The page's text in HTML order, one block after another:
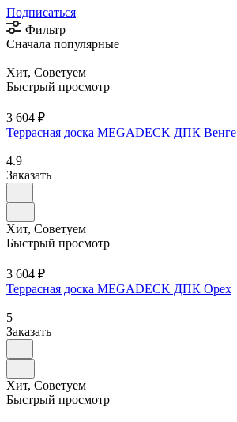
Подписаться
Фильтр
Сначала популярные
Хит, Советуем
Быстрый просмотр
3 604 ₽
Террасная доска MEGADECK ДПК Венге
4.9
Заказать
Хит, Советуем
Быстрый просмотр
3 604 ₽
Террасная доска MEGADECK ДПК Орех
5
Заказать
Хит, Советуем
Быстрый просмотр